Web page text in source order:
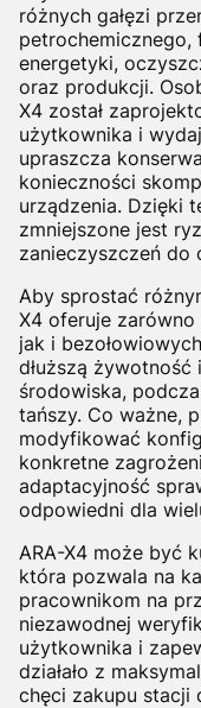
różnych gałęzi
petrochemicznego,
energetyki,
oraz produkcji.
X4 został
użytkownika i
upraszcza
konieczności
urządzenia. Dzięki
zmniejszone jest
zanieczyszczeń do
Aby sprostać
X4 oferuje
jak i
dłuższą
środowiska,
tańszy. Co ważne,
modyfikować
konkretne
adaptacyjność
odpowiedni dla
ARA-X4 może być
która pozwala na
pracownikom na
niezawodnej
użytkownika i
działało z
chęci zakupu stacji